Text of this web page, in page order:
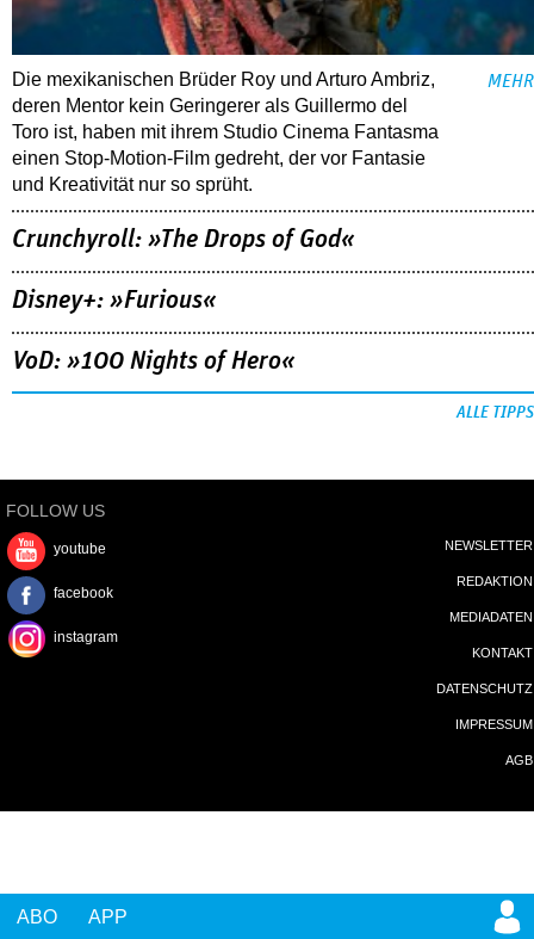
ABO APP
Die mexikanischen Brüder Roy und Arturo Ambriz,
deren Mentor kein Geringerer als Guillermo del
Toro ist, haben mit ihrem Studio Cinema Fantasma
einen Stop-Motion-Film gedreht, der vor Fantasie
und Kreativität nur so sprüht.
MEHR
Crunchyroll: »The Drops of God«
Disney+: »Furious«
VoD: »100 Nights of Hero«
ALLE TIPPS
FOLLOW US
youtube
facebook
instagram
NEWSLETTER
REDAKTION
MEDIADATEN
KONTAKT
DATENSCHUTZ
IMPRESSUM
AGB